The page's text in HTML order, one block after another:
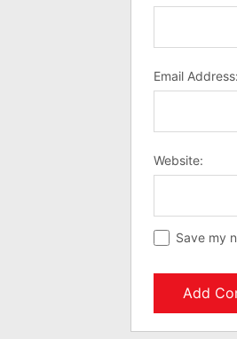
Email Address:
Website:
Save my